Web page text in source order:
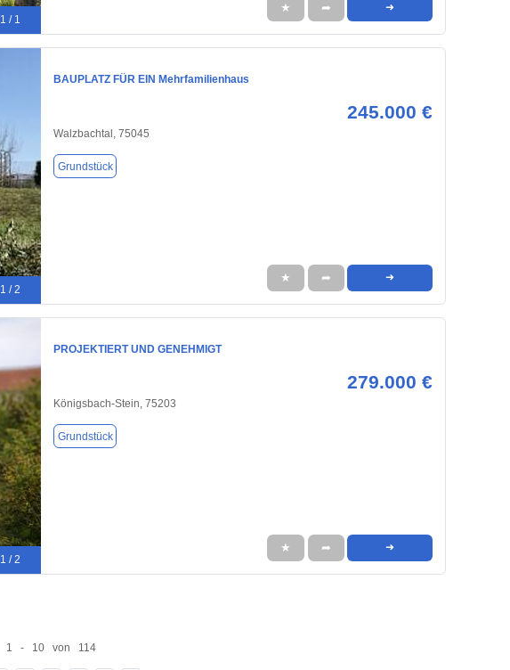
1 / 1
★ ➦ ➜
1 / 2
BAUPLATZ FÜR EIN Mehrfamilienhaus
245.000 €
Walzbachtal, 75045
Grundstück
★ ➦ ➜
1 / 2
PROJEKTIERT UND GENEHMIGT
279.000 €
Königsbach-Stein, 75203
Grundstück
★ ➦ ➜
1 - 10 von 114